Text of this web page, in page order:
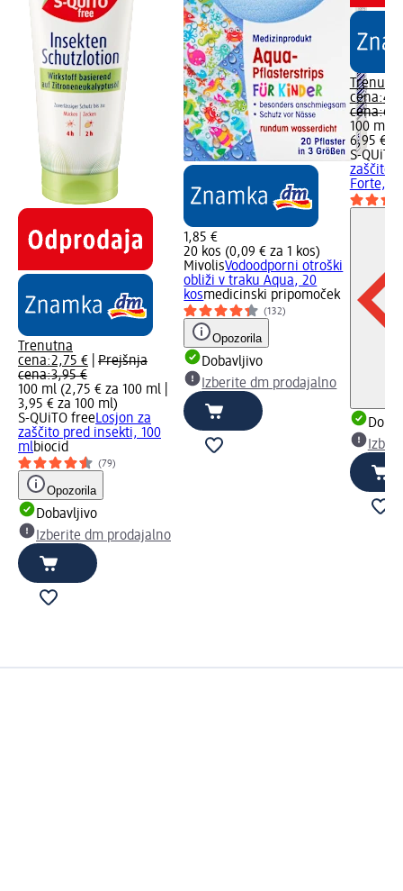
Trenutna
cena:2,75 €
Prejšnja
cena:3,95 €
100 ml (2,75 € za 100 ml |
3,95 € za 100 ml)
S-QUiTO freeLosjon za
zaščito pred insekti, 100
mlbiocid
(79)
Opozorila
Dobavljivo
Izberite dm prodajalno
1,85 €
20 kos (0,09 € za 1 kos)
MivolisVodoodporni otroški
obliži v traku Aqua, 20
kosmedicinski pripomoček
(132)
Opozorila
Dobavljivo
Izberite dm prodajalno
cena:
cena:
100 ml
6,95 €
S-
zaščito
Forte,